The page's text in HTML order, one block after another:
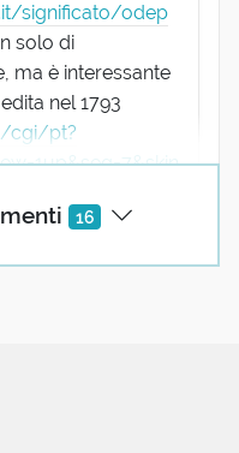
16
significato/odep
solo di
ma è interessante
nel 1793
cgi/pt?